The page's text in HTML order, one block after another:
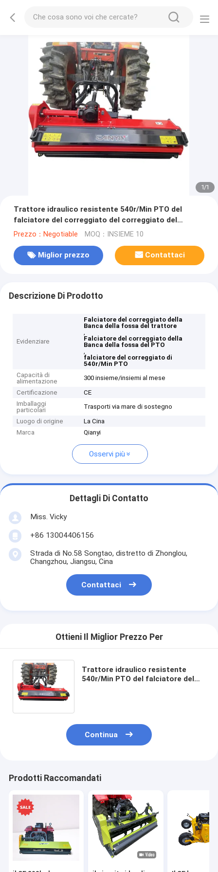
1/1
Trattore idraulico resistente 540r/Min PTO del
falciatore del correggiato del correggiato del
legame di 3 punti
Prezzo：Negotiable MOQ：INSIEME 10
Miglior prezzo Contattaci
Descrizione Di Prodotto
Evidenziare
Falciatore del correggiato della
Banca della fossa del trattore
,
Falciatore del correggiato della
Banca della fossa del PTO
,
falciatore del correggiato di
540r/Min PTO
Capacità di
alimentazione
300 insieme/insiemi al mese
Certificazione
CE
Imballaggi
particolari
Trasporti via mare di sostegno
Luogo di origine
La Cina
Marca
Qianyi
Osservi più
Dettagli Di Contatto
Miss. Vicky
+86 13004406156
Strada di No.58 Songtao, distretto di Zhonglou,
Changzhou, Jiangsu, Cina
Contattaci
Ottieni Il Miglior Prezzo Per
Trattore idraulico resistente
540r/Min PTO del falciatore del
Continua
Prodotti Raccomandati